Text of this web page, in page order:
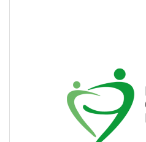
✅ подагру як причину болю
✅ остеоартрит як одну з